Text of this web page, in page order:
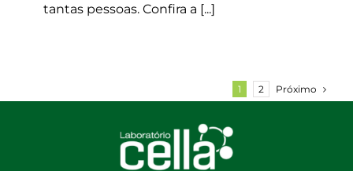
tantas pessoas. Confira a [...]
1 2 Próximo